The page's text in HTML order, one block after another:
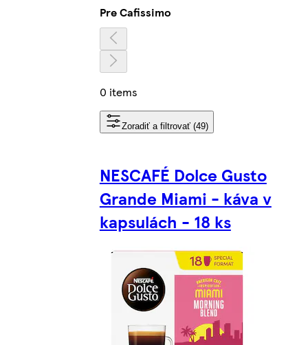
Pre Cafissimo
0 items
Zoradiť a filtrovať (49)
NESCAFÉ Dolce Gusto
Grande Miami - káva v
kapsulách - 18 ks